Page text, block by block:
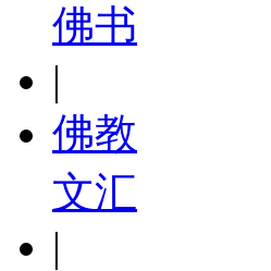
佛书
|
佛教
文汇
|